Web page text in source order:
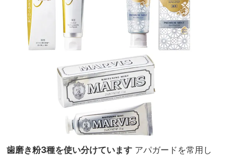
歯磨き粉3種を使い分けています アパガードを常用し